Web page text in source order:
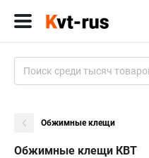
Обжимные клещи
Обжимные клещи КВТ